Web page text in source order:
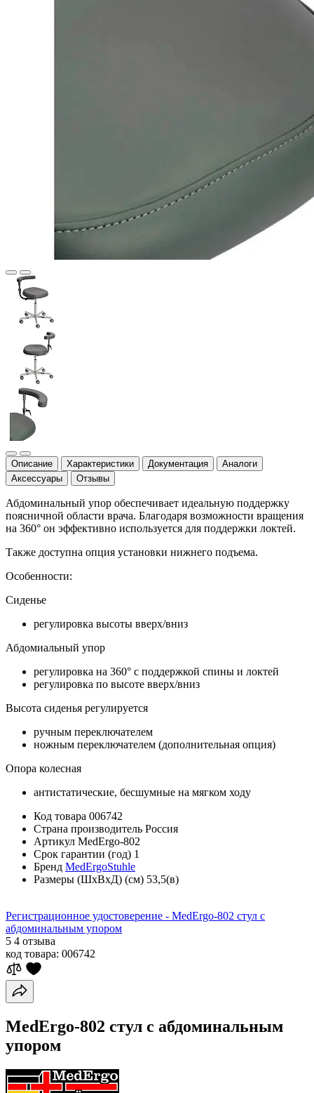
Описание Характеристики Документация
Аналоги
Аксессуары
Отзывы
Абдоминальный упор обеспечивает идеальную поддержку
поясничной области врача. Благодаря возможности вращения
на 360° он эффективно используется для поддержки локтей.
Также доступна опция установки нижнего подъема.
Особенности:
Сиденье
регулировка высоты вверх/вниз
Абдомиальный упор
регулировка на 360° с поддержкой спины и локтей
регулировка по высоте вверх/вниз
Высота сиденья регулируется
ручным переключателем
ножным переключателем (дополнительная опция)
Опора колесная
антистатические, бесшумные на мягком ходу
Код товара 006742
Страна производитель Россия
Артикул MedErgo-802
Срок гарантии (год) 1
Бренд MedErgoStuhle
Размеры (ШхВхД) (см) 53,5(в)
Регистрационное удостоверение - MedErgo-802 cтул с
абдоминальным упором
5 4 отзыва
код товара: 006742
MedErgo-802 cтул с абдоминальным
упором